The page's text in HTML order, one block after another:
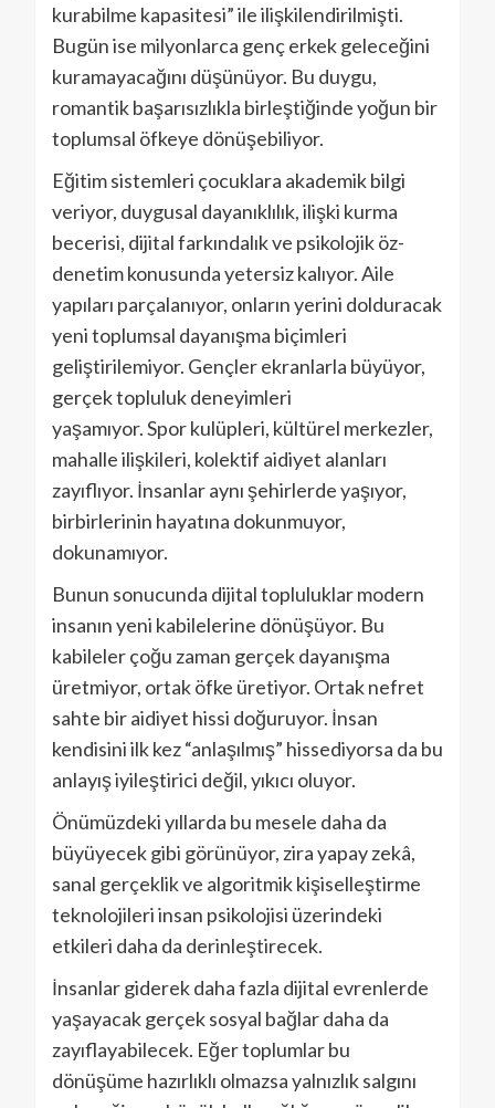
kurabilme kapasitesi” ile ilişkilendirilmişti.
Bugün ise milyonlarca genç erkek geleceğini
kuramayacağını düşünüyor. Bu duygu,
romantik başarısızlıkla birleştiğinde yoğun bir
toplumsal öfkeye dönüşebiliyor.
Eğitim sistemleri çocuklara akademik bilgi
veriyor, duygusal dayanıklılık, ilişki kurma
becerisi, dijital farkındalık ve psikolojik öz-
denetim konusunda yetersiz kalıyor. Aile
yapıları parçalanıyor, onların yerini dolduracak
yeni toplumsal dayanışma biçimleri
geliştirilemiyor. Gençler ekranlarla büyüyor,
gerçek topluluk deneyimleri
yaşamıyor. Spor kulüpleri, kültürel merkezler,
mahalle ilişkileri, kolektif aidiyet alanları
zayıflıyor. İnsanlar aynı şehirlerde yaşıyor,
birbirlerinin hayatına dokunmuyor,
dokunamıyor.
Bunun sonucunda dijital topluluklar modern
insanın yeni kabilelerine dönüşüyor. Bu
kabileler çoğu zaman gerçek dayanışma
üretmiyor, ortak öfke üretiyor. Ortak nefret
sahte bir aidiyet hissi doğuruyor. İnsan
kendisini ilk kez “anlaşılmış” hissediyorsa da bu
anlayış iyileştirici değil, yıkıcı oluyor.
Önümüzdeki yıllarda bu mesele daha da
büyüyecek gibi görünüyor, zira yapay zekâ,
sanal gerçeklik ve algoritmik kişiselleştirme
teknolojileri insan psikolojisi üzerindeki
etkileri daha da derinleştirecek.
İnsanlar giderek daha fazla dijital evrenlerde
yaşayacak gerçek sosyal bağlar daha da
zayıflayabilecek. Eğer toplumlar bu
dönüşüme hazırlıklı olmazsa yalnızlık salgını